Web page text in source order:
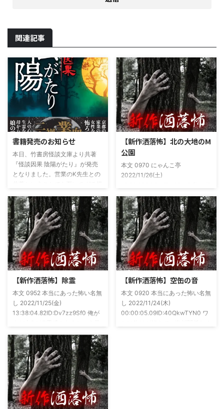
関連記事
書籍発売のお知らせ
本日、竹書房怪談文庫より共著
『怪談因果 陰陽がたり』が発売
となりました。営業のK先生との
上げましたので内容の濃さ・面白
さは保証します。ぜひともご購入
くださいませ。 書影かっこいい
ですね！帯の煽り文句も最高です
(^^)v購入ページ
https://amzn.to/49NrwuE特設ペ
ージ
54ee5238af1
【新作洒落怖】北の大地のM
公園
本文 0970 にゃんこ亭
2022/11/26(土)
に言うオカルト系な話がまあまあ
好きで、最近占いとかを副業で始
めてた。今はちょっとメンタルの
状況やらで退いたけど実力試しも
かねてSNSでフォロワー相手に占
いとかしていたもんです。実力
は・・・ありがたいことに当たっ
た！ドンピシャ！と嬉しい声もあ
合ったのが大学生のAちゃん。彼
女もオカルト系な話が好きで(そ
もそも仲良くなったのは北の大地
が舞台の金塊を巡る漫画)ちょく
【新作洒落怖】除霊
本文 0952 本当にあった怖い名無
し 2022/11/25(金)
13:38:04.82ID:Dv7zz9Sf0 俺が
(以後A)は頻繁に「あ、あそこに
いる」だとか誰もおらんとこに挨
拶したりなどなんかわざとらしい
感じがあって当然ながら信じてな
かった。でもいいやつではあった
し頻繁に遊びに行ったりもして
た。 そしてゴールデンウィーク
【新作洒落怖】空缶の音
本文 0920 本当にあった怖い名無
し 2022/11/24(木)
00:00:05.09ID:40QkwTYN0 ワ